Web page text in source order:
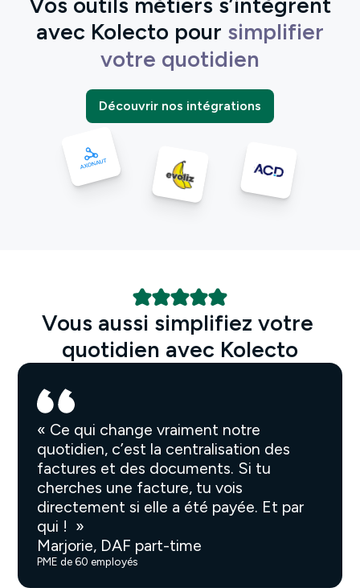
avec Kolecto pour simplifier
votre quotidien
Découvrir nos intégrations
Vous aussi simplifiez votre
quotidien avec Kolecto
« Ce qui change vraiment notre
quotidien, c’est la centralisation des
factures et des documents. Si tu
cherches une facture, tu vois
directement si elle a été payée. Et par
qui ! »
Marjorie, DAF part-time
PME de 60 employés